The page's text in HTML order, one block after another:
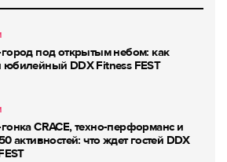
под открытым небом: как
DDX Fitness FEST
CRACE, техно-перформанс и
активностей: что ждет гостей DDX